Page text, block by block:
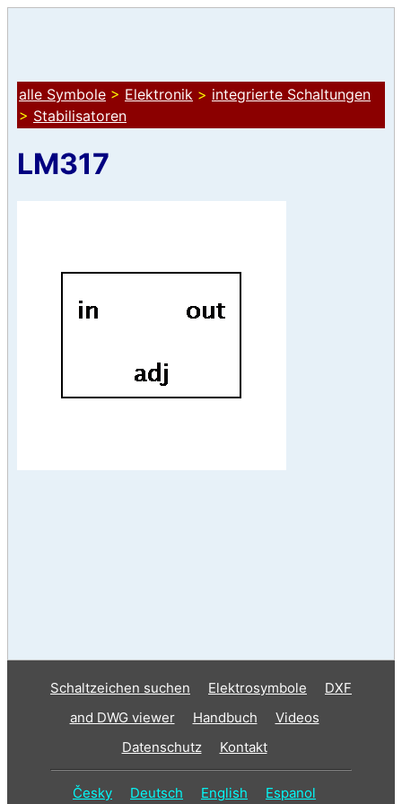
alle Symbole > Elektronik > integrierte Schaltungen
> Stabilisatoren
LM317
Schaltzeichen suchen Elektrosymbole
DXF
and DWG viewer
Handbuch
Videos
Datenschutz
Kontakt
Česky Deutsch English Espanol